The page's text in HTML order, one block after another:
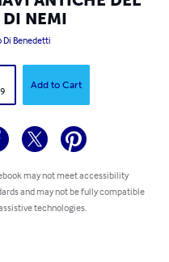
DI NEMI
Di Benedetti
Add to Cart
may not meet accessibility
and may not be fully compatible
technologies.